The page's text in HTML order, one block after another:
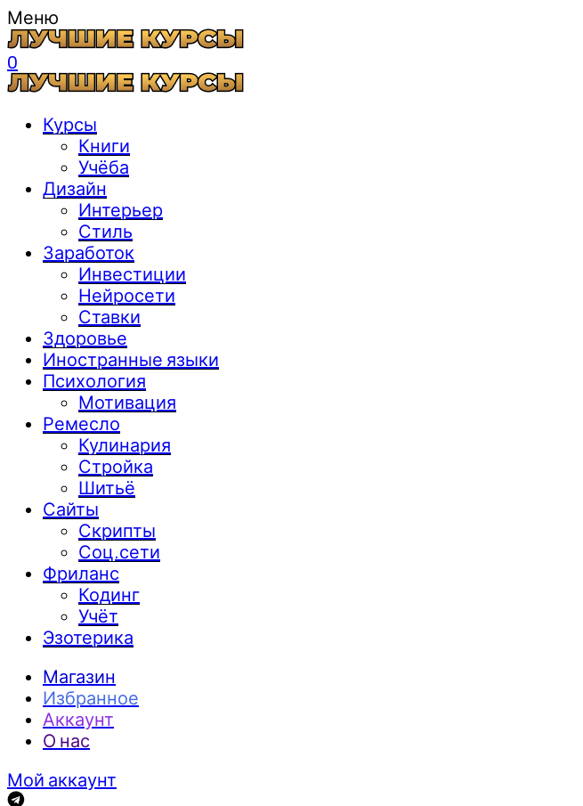
Меню
0
Курсы
Книги
Учёба
Дизайн
Интерьер
Стиль
Заработок
Инвестиции
Нейросети
Ставки
Здоровье
Иностранные языки
Психология
Мотивация
Ремесло
Кулинария
Стройка
Шитьё
Сайты
Скрипты
Соц.сети
Фриланс
Кодинг
Учёт
Эзотерика
Магазин
Избранное
Аккаунт
О нас
Мой аккаунт